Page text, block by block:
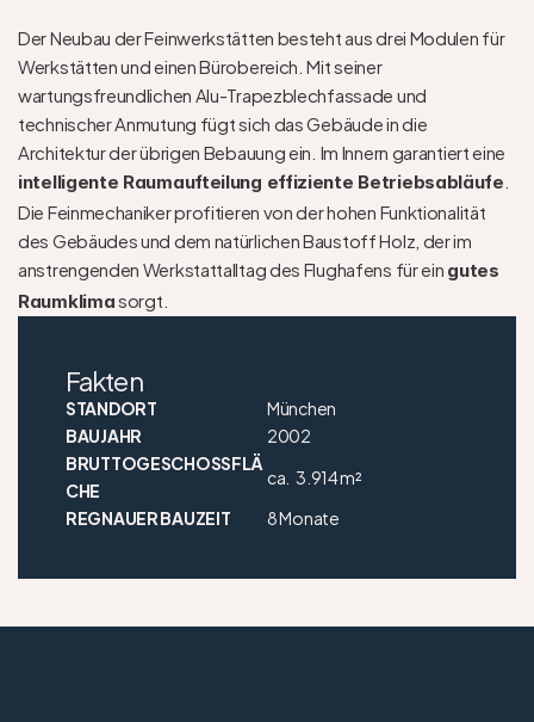
Der Neubau der Feinwerkstätten besteht aus drei Modulen für
Werkstätten und einen Bürobereich. Mit seiner
wartungsfreundlichen Alu-Trapezblechfassade und
technischer Anmutung fügt sich das Gebäude in die
intelligente Raumaufteilung effiziente Betriebsabläufe.
Die Feinmechaniker profitieren von der hohen Funktionalität
des Gebäudes und dem natürlichen Baustoff Holz, der im
anstrengenden Werkstattalltag des Flughafens für ein gutes
Raumklima sorgt.
Fakten
STANDORT
München
BAUJAHR
2002
BRUTTOGESCHOSSFLÄ
CHE
ca. 3.914 m²
REGNAUER BAUZEIT
8 Monate